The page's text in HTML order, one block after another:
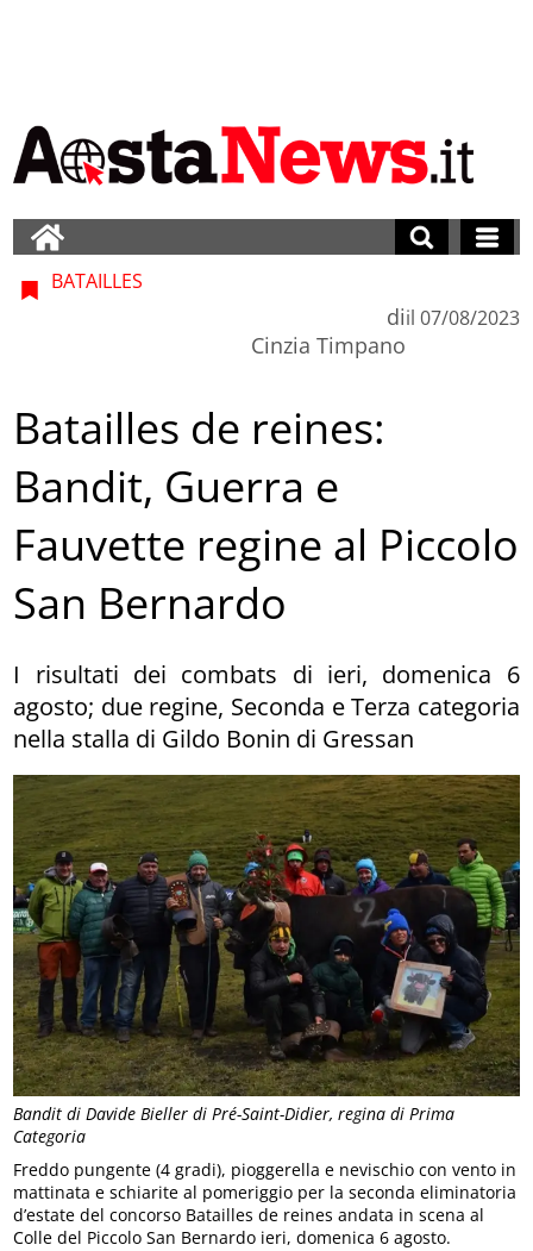
Bandit di Davide Bieller di Pré-Saint-Didier, regina di Prima
Categoria
BATAILLES
di
Cinzia Timpano
il 07/08/2023
Batailles de reines:
Bandit, Guerra e
Fauvette regine al Piccolo
San Bernardo
I risultati dei combats di ieri, domenica 6
agosto; due regine, Seconda e Terza categoria
nella stalla di Gildo Bonin di Gressan
Freddo pungente (4 gradi), pioggerella e nevischio con vento in
mattinata e schiarite al pomeriggio per la seconda eliminatoria
d’estate del concorso Batailles de reines andata in scena al
Colle del Piccolo San Bernardo ieri, domenica 6 agosto.